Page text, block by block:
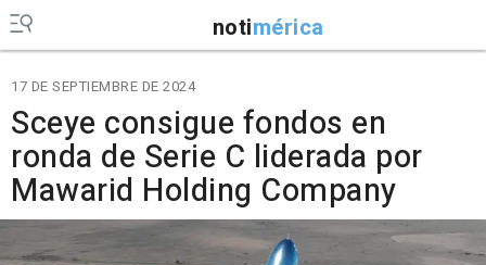
notimérica
17 DE SEPTIEMBRE DE 2024
Sceye consigue fondos en
ronda de Serie C liderada por
Mawarid Holding Company